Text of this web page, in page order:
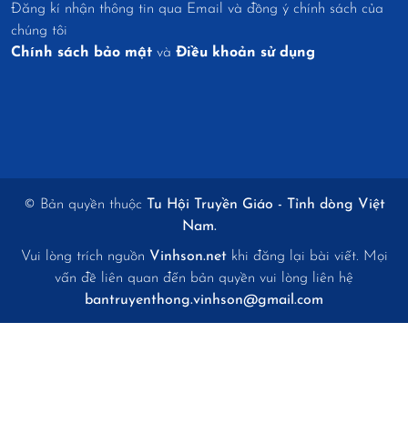
Đăng kí nhận thông tin qua Email và đồng ý chính sách của
chúng tôi
Chính sách bảo mật và Điều khoản sử dụng
© Bản quyền thuộc Tu Hội Truyền Giáo - Tỉnh dòng Việt
Nam.
Vui lòng trích nguồn Vinhson.net khi đăng lại bài viết. Mọi
vấn đề liên quan đến bản quyền vui lòng liên hệ
bantruyenthong.vinhson@gmail.com